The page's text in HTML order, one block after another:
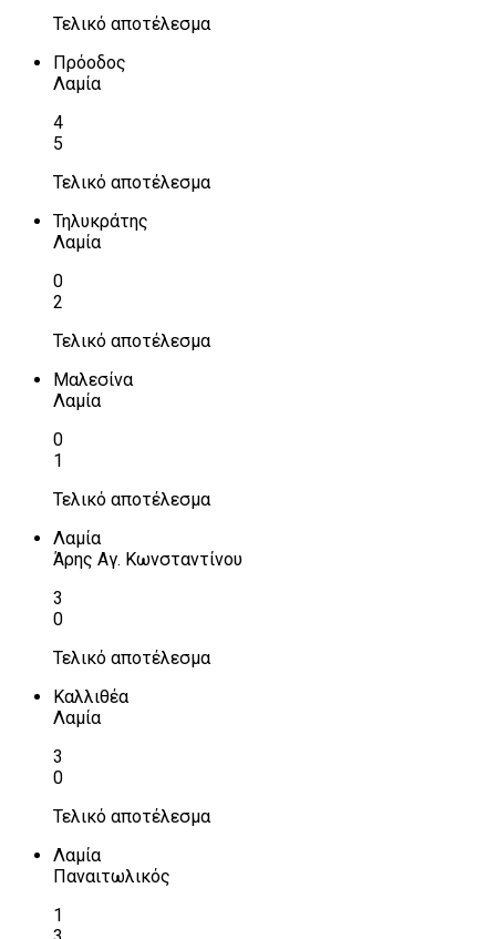
Τελικό αποτέλεσμα
Πρόοδος
Λαμία
4
5
Τελικό αποτέλεσμα
Τηλυκράτης
Λαμία
0
2
Τελικό αποτέλεσμα
Μαλεσίνα
Λαμία
0
1
Τελικό αποτέλεσμα
Λαμία
Άρης Αγ. Κωνσταντίνου
3
0
Τελικό αποτέλεσμα
Καλλιθέα
Λαμία
3
0
Τελικό αποτέλεσμα
Λαμία
Παναιτωλικός
1